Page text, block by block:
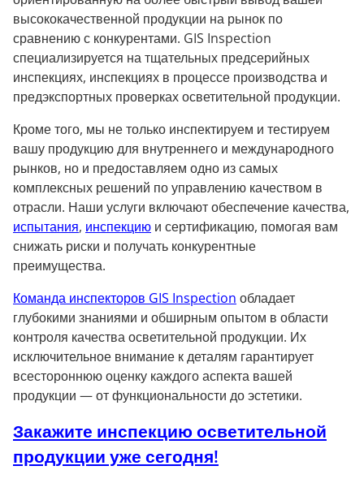
высококачественной продукции на рынок по
сравнению с конкурентами. GIS Inspection
специализируется на тщательных предсерийных
инспекциях, инспекциях в процессе производства и
предэкспортных проверках осветительной продукции.
Кроме того, мы не только инспектируем и тестируем
вашу продукцию для внутреннего и международного
рынков, но и предоставляем одно из самых
комплексных решений по управлению качеством в
отрасли. Наши услуги включают обеспечение качества,
испытания, инспекцию и сертификацию, помогая вам
снижать риски и получать конкурентные
преимущества.
Команда инспекторов GIS Inspection обладает
глубокими знаниями и обширным опытом в области
контроля качества осветительной продукции. Их
исключительное внимание к деталям гарантирует
всестороннюю оценку каждого аспекта вашей
продукции — от функциональности до эстетики.
Закажите инспекцию осветительной
продукции уже сегодня!